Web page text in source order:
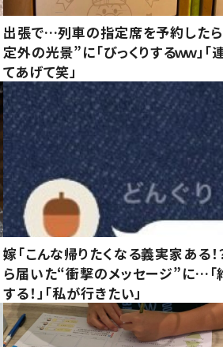
出張で…列車の指定席を予約し
定外の光景”に「びっくりするｗｗ」「
てあげて笑」
嫁「こんな帰りたくなる義実家ある！
ら届いた“衝撃のメッセージ”に…「
する！」「私が行きたい」